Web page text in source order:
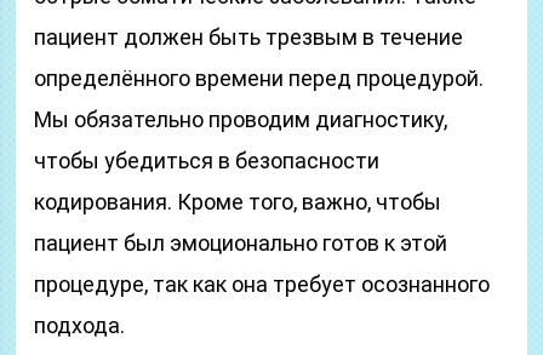
пациент должен быть трезвым в течение
определённого времени перед процедурой.
Мы обязательно проводим диагностику,
чтобы убедиться в безопасности
кодирования. Кроме того, важно, чтобы
пациент был эмоционально готов к этой
процедуре, так как она требует осознанного
подхода.